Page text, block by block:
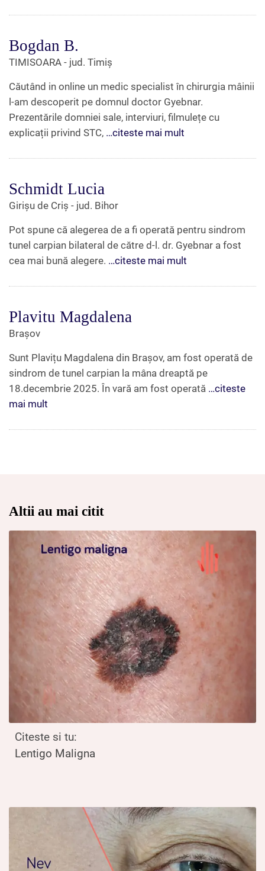
Bogdan B.
TIMISOARA - jud. Timiș
Căutând in online un medic specialist în chirurgia mâinii
l-am descoperit pe domnul doctor Gyebnar.
Prezentările domniei sale, interviuri, filmulețe cu
explicații privind STC, …citeste mai mult
Schmidt Lucia
Girișu de Criș - jud. Bihor
Pot spune că alegerea de a fi operată pentru sindrom
tunel carpian bilateral de către d-l. dr. Gyebnar a fost
cea mai bună alegere. …citeste mai mult
Plavitu Magdalena
Brașov
Sunt Plavițu Magdalena din Brașov, am fost operată de
sindrom de tunel carpian la mâna dreaptă pe
18.decembrie 2025. În vară am fost operată …citeste
mai mult
Altii au mai citit
Citeste si tu:
Lentigo Maligna